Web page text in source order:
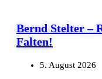
Bernd Stelter –
Falten!
5. August 2026